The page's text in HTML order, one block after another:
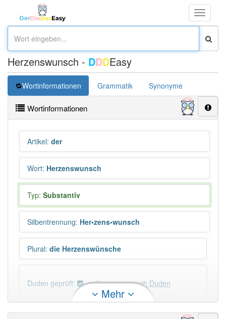
Toggle
Herzenswunsch - DDDEasy
Wortinformationen Grammatik Synonyme
Wortinformationen
Artikel: der
Wort: Herzenswunsch
Typ: Substantiv
Silbentrennung: Her•zens•wunsch
Plural: die Herzenswünsche
Duden geprüft: Herzenswunsch Duden
Mehr